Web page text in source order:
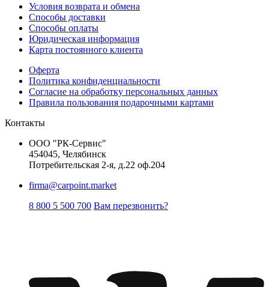
Условия возврата и обмена
Способы доставки
Способы оплаты
Юридическая информация
Карта постоянного клиента
Оферта
Политика конфиденциальности
Согласие на обработку персональных данных
Правила пользования подарочными картами
Контакты
ООО "РК-Сервис"
454045, Челябинск
Потребительская 2-я, д.22 оф.204
firma@carpoint.market
8 800 5 500 700 Вам перезвонить?